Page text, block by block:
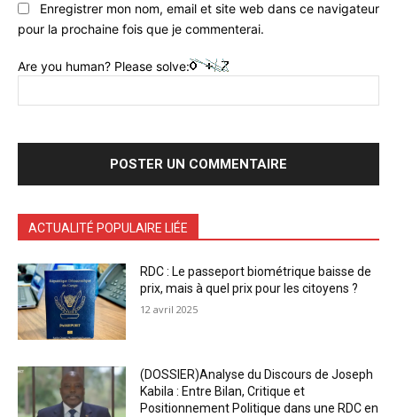
Enregistrer mon nom, email et site web dans ce navigateur
pour la prochaine fois que je commenterai.
Are you human? Please solve:
ACTUALITÉ POPULAIRE LIÉE
RDC : Le passeport biométrique baisse de
prix, mais à quel prix pour les citoyens ?
12 avril 2025
(DOSSIER)Analyse du Discours de Joseph
Kabila : Entre Bilan, Critique et
Positionnement Politique dans une RDC en